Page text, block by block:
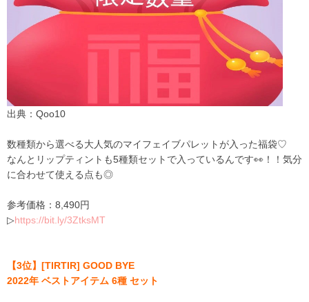
出典：Qoo10
数種類から選べる大人気のマイフェイブパレットが入った福袋♡
なんとリップティ ントも5種類セットで入っているんです👀！！ 気分
に合わせて使える点も◎
参考価格 ： 8 490円
▷https://bit ly/3ZtksMT
【3位】 [TIRTIR] GOOD BYE
2022年 ベストアイテム 6種 セット